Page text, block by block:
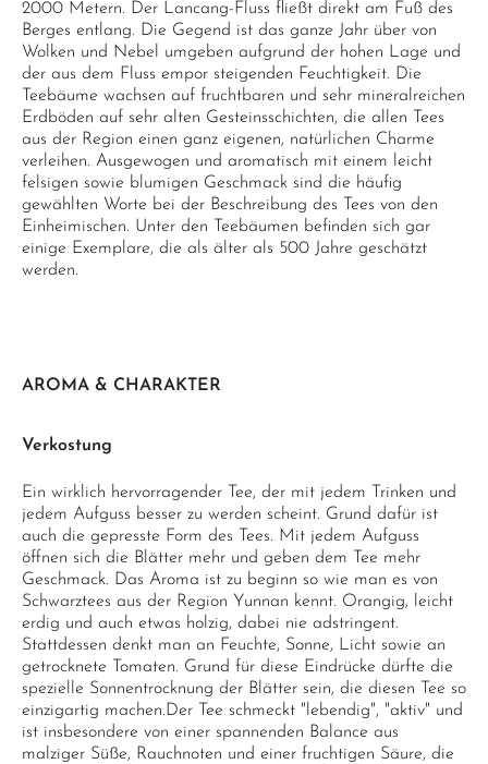
2000 Metern. Der Lancang-Fluss fließt direkt am Fuß des
Berges entlang. Die Gegend ist das ganze Jahr über von
Wolken und Nebel umgeben aufgrund der hohen Lage und
der aus dem Fluss empor steigenden Feuchtigkeit. Die
Teebäume wachsen auf fruchtbaren und sehr mineralreichen
Erdböden auf sehr alten Gesteinsschichten, die allen Tees
aus der Region einen ganz eigenen, natürlichen Charme
verleihen. Ausgewogen und aromatisch mit einem leicht
felsigen sowie blumigen Geschmack sind die häufig
gewählten Worte bei der Beschreibung des Tees von den
Einheimischen. Unter den Teebäumen befinden sich gar
einige Exemplare, die als älter als 500 Jahre geschätzt
werden.
AROMA & CHARAKTER
Verkostung
Ein wirklich hervorragender Tee, der mit jedem Trinken und
jedem Aufguss besser zu werden scheint. Grund dafür ist
auch die gepresste Form des Tees. Mit jedem Aufguss
öffnen sich die Blätter mehr und geben dem Tee mehr
Geschmack. Das Aroma ist zu beginn so wie man es von
Schwarztees aus der Region Yunnan kennt. Orangig, leicht
erdig und auch etwas holzig, dabei nie adstringent.
Stattdessen denkt man an Feuchte, Sonne, Licht sowie an
getrocknete Tomaten. Grund für diese Eindrücke dürfte die
spezielle Sonnentrocknung der Blätter sein, die diesen Tee so
einzigartig machen.Der Tee schmeckt "lebendig", "aktiv" und
ist insbesondere von einer spannenden Balance aus
malziger Süße, Rauchnoten und einer fruchtigen Säure, die